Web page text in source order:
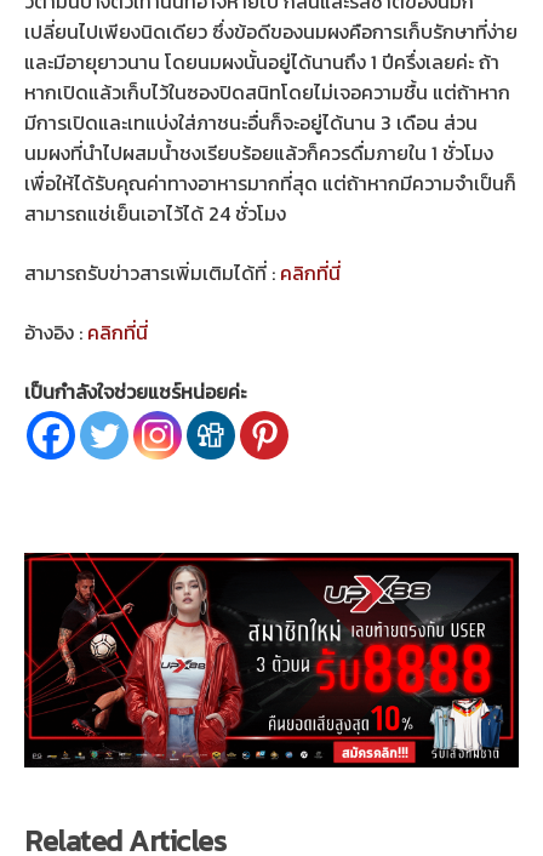
เปลี่ยนไปเพียงนิดเดียว ซึ่งข้อดีของนมผงคือการเก็บรักษาที่ง่าย
และมีอายุยาวนาน โดยนมผงนั้นอยู่ได้นานถึง 1 ปีครึ่งเลยค่ะ ถ้า
หากเปิดแล้วเก็บไว้ในซองปิดสนิทโดยไม่เจอความชื้น แต่ถ้าหาก
มีการเปิดและเทแบ่งใส่ภาชนะอื่นก็จะอยู่ได้นาน 3 เดือน ส่วน
นมผงที่นำไปผสมน้ำชงเรียบร้อยแล้วก็ควรดื่มภายใน 1 ชั่วโมง
เพื่อให้ได้รับคุณค่าทางอาหารมากที่สุด แต่ถ้าหากมีความจำเป็นก็
สามารถแช่เย็นเอาไว้ได้ 24 ชั่วโมง
สามารถรับข่าวสารเพิ่มเติมได้ที่ : คลิกที่นี่
อ้างอิง : คลิกที่นี่
เป็นกำลังใจช่วยแชร์หน่อยค่ะ
Related Articles